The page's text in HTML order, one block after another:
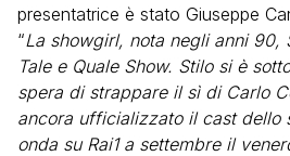
presentatrice è stato Giuseppe
“La showgirl, nota negli anni 90,
Tale e Quale Show. Stilo si è
spera di strappare il sì di Carlo
ancora ufficializzato il cast dello
onda su Rai1 a settembre il